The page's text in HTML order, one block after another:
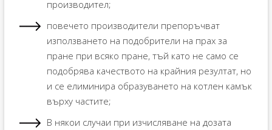
производител;
повечето производители препоръчват
използването на подобрители на прах за
пране при всяко пране, тъй като не само се
подобрява качеството на крайния резултат, но
и се елиминира образуването на котлен камък
върху частите;
В някои случаи при изчисляване на дозата